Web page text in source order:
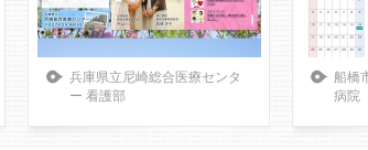
兵庫県立尼崎総合医療センタ
ー 看護部
船橋
病院